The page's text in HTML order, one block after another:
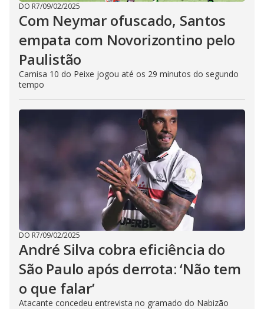
DO R7/09/02/2025
Com Neymar ofuscado, Santos
empata com Novorizontino pelo
Paulistão
Camisa 10 do Peixe jogou até os 29 minutos do segundo
tempo
DO R7/09/02/2025
André Silva cobra eficiência do
São Paulo após derrota: ‘Não tem
o que falar’
Atacante concedeu entrevista no gramado do Nabizão